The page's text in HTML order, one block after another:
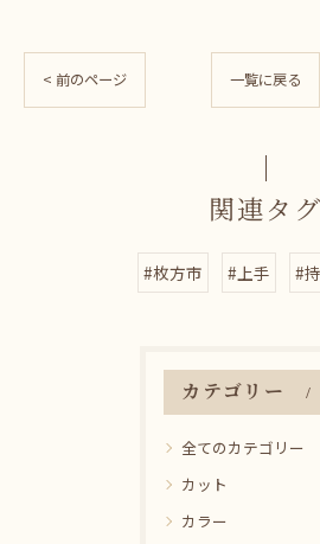
< 前のページ 一覧に戻る
関連タグ
#枚方市 #上手 #
カテゴリー
全てのカテゴリー
カット
カラー